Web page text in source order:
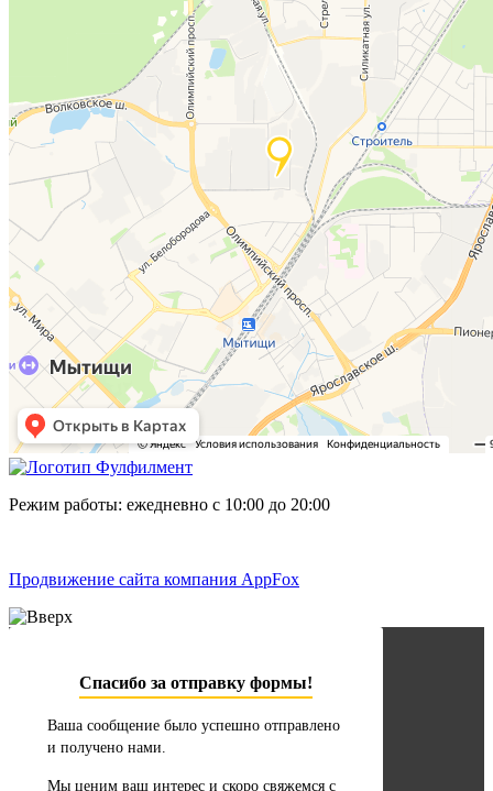
Режим работы: ежедневно с 10:00 до 20:00
Продвижение сайта компания AppFox
Спасибо за отправку формы!
Ваша сообщение было успешно отправлено
и получено нами.
Мы ценим ваш интерес и скоро свяжемся с